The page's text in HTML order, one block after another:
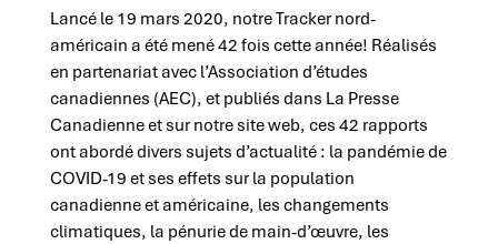
Lancé le 19 mars 2020, notre Tracker nord-
américain a été mené 42 fois cette année! Réalisés
en partenariat avec l’Association d’études
canadiennes (AEC), et publiés dans La Presse
Canadienne et sur notre site web, ces 42 rapports
ont abordé divers sujets d’actualité : la pandémie de
COVID-19 et ses effets sur la population
canadienne et américaine, les changements
climatiques, la pénurie de main-d’œuvre, les